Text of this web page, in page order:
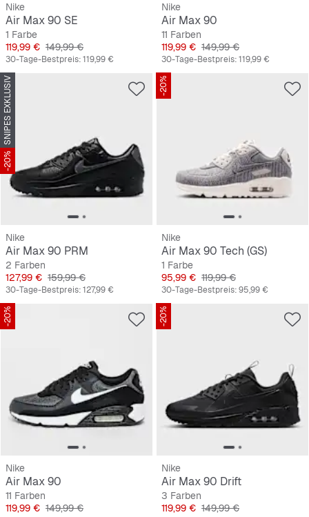
Nike
Air Max 90 SE
1 Farbe
Preis
119,99 € Originalpreis
149,99 €
30-Tage-Bestpreis:119,99 €
Nike
Air Max 90
11 Farben
Preis
119,99 € Originalpreis
149,99 €
30-Tage-Bestpreis:119,99 €
SNIPES EXKLUSIV
-20%
Nike
Air Max 90 PRM
2 Farben
Preis
127,99 € Originalpreis
159,99 €
30-Tage-Bestpreis:127,99 €
-20%
Nike
Air Max 90 Tech (GS)
1 Farbe
Preis
95,99 € Originalpreis
119,99 €
30-Tage-Bestpreis:95,99 €
-20%
Nike
Air Max 90
11 Farben
Preis
119,99 € Originalpreis
149,99 €
-20%
Nike
Air Max 90 Drift
3 Farben
Preis
119,99 € Originalpreis
149,99 €